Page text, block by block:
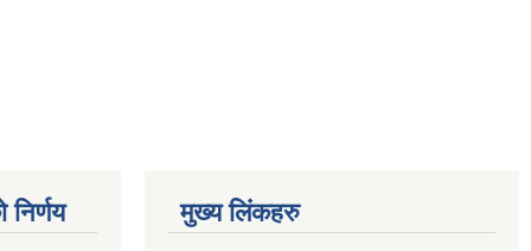
निर्णय मुख्य लिंकहरु